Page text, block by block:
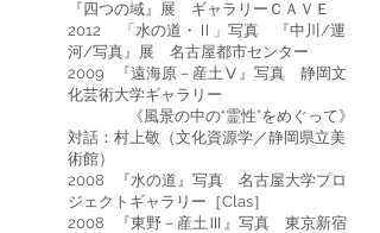
『四つの域』展 ギャラリーＣＡＶＥ
2012 「水の道・Ⅱ」写真 『中川/運
河/写真』展 名古屋都市センター
2009 『遠海原－産土Ⅴ』写真 静岡文
化芸術大学ギャラリー
《風景の中の“霊性”をめぐって》
対話：村上敬（文化資源学／静岡県立美
術館）
2008 『水の道』写真 名古屋大学プロ
ジェクトギャラリー［Clas］
2008 『東野－産土Ⅲ』写真 東京新宿